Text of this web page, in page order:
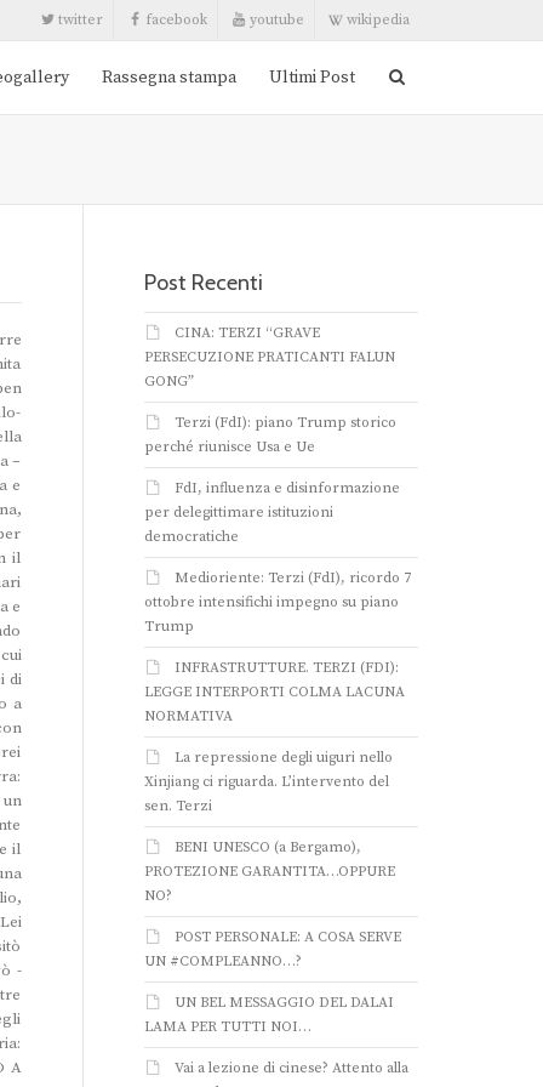
twitter facebook youtube wikipedia
Rassegna stampa Ultimi Post
–
e
il
e
di
a
il
-
A
Post Recenti
CINA: TERZI “GRAVE
PERSECUZIONE PRATICANTI FALUN
GONG”
Terzi (FdI): piano Trump storico
perché riunisce Usa e Ue
FdI, influenza e disinformazione
per delegittimare istituzioni
democratiche
Medioriente: Terzi (FdI), ricordo 7
ottobre intensifichi impegno su piano
Trump
INFRASTRUTTURE. TERZI (FDI):
LEGGE INTERPORTI COLMA LACUNA
NORMATIVA
La repressione degli uiguri nello
Xinjiang ci riguarda. L’intervento del
sen. Terzi
BENI UNESCO (a Bergamo),
PROTEZIONE GARANTITA…OPPURE
NO?
POST PERSONALE: A COSA SERVE
UN #COMPLEANNO…?
UN BEL MESSAGGIO DEL DALAI
LAMA PER TUTTI NOI…
Vai a lezione di cinese? Attento alla